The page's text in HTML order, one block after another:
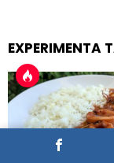
EXPERIMENTA